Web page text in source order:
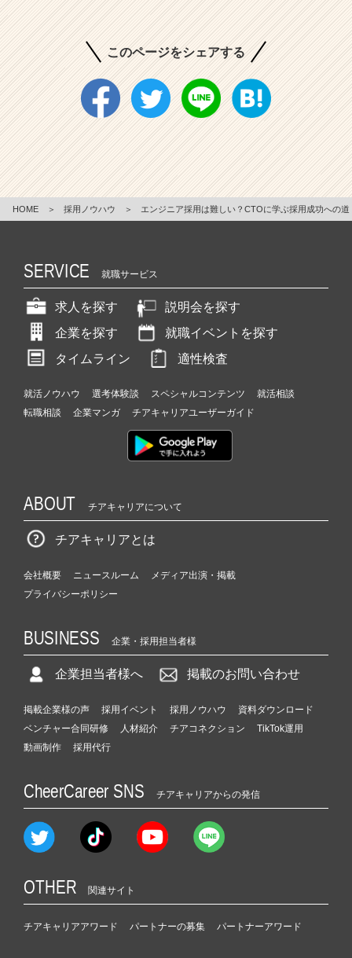
このページをシェアする
HOME ＞ 採用ノウハウ ＞ エンジニア採用は難しい？CTOに学ぶ採用成功への道
SERVICE 就職サービス
求人を探す
説明会を探す
企業を探す
就職イベントを探す
タイムライン
適性検査
就活ノウハウ 選考体験談 スペシャルコンテンツ
就活相談
転職相談
企業マンガ チアキャリアユーザーガイド
ABOUT チアキャリアについて
チアキャリアとは
会社概要 ニュースルーム
メディア出演・掲載
プライバシーポリシー
BUSINESS 企業・採用担当者様
企業担当者様へ 掲載のお問い合わせ
掲載企業様の声 採用イベント 採用ノウハウ
資料ダウンロード
ベンチャー合同研修
人材紹介 チアコネクション
TikTok運用
動画制作
採用代行
CheerCareer SNS チアキャリアからの発信
OTHER 関連サイト
チアキャリアアワード パートナーの募集 パートナーアワード